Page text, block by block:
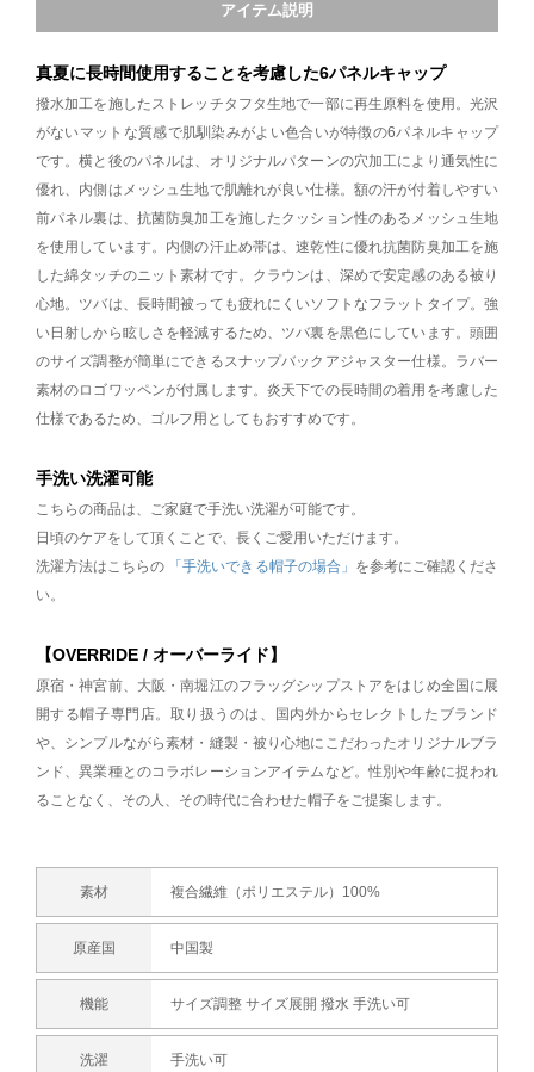
アイテム説明
真夏に長時間使用することを考慮した6パネルキャップ
撥水加工を施したストレッチタフタ生地で一部に再生原料を使用。光沢
がないマットな質感で肌馴染みがよい色合いが特徴の6パネルキャップ
です。横と後のパネルは、オリジナルパターンの穴加工により通気性に
優れ、内側はメッシュ生地で肌離れが良い仕様。額の汗が付着しやすい
前パネル裏は、抗菌防臭加工を施したクッション性のあるメッシュ生地
を使用しています。内側の汗止め帯は、速乾性に優れ抗菌防臭加工を施
した綿タッチのニット素材です。クラウンは、深めで安定感のある被り
心地。ツバは、長時間被っても疲れにくいソフトなフラットタイプ。強
い日射しから眩しさを軽減するため、ツバ裏を黒色にしています。頭囲
のサイズ調整が簡単にできるスナップバックアジャスター仕様。ラバー
素材のロゴワッペンが付属します。炎天下での長時間の着用を考慮した
仕様であるため、ゴルフ用としてもおすすめです。
手洗い洗濯可能
こちらの商品は、ご家庭で手洗い洗濯が可能です。
日頃のケアをして頂くことで、長くご愛用いただけます。
洗濯方法はこちらの
「手洗いできる帽子の場合」 を参考にご確認くださ
い。
【OVERRIDE / オーバーライド】
原宿・神宮前、大阪・南堀江のフラッグシップストアをはじめ全国に展
開する帽子専門店。取り扱うのは、国内外からセレクトしたブランド
や、シンプルながら素材・縫製・被り心地にこだわったオリジナルブラ
ンド、異業種とのコラボレーションアイテムなど。性別や年齢に捉われ
ることなく、その人、その時代に合わせた帽子をご提案します。
素材 複合繊維（ポリエステル）100%
原産国 中国製
機能 サイズ調整 サイズ展開 撥水 手洗い可
洗濯 手洗い可